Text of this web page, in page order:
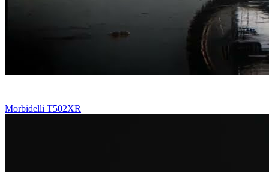
Morbidelli T502XR